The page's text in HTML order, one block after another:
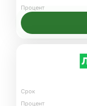
Процент
Срок
Процент